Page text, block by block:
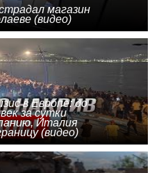
магазин
(видео)
в Европе: до
за сутки
Италия
(видео)